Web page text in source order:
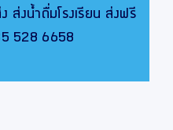
ส่งน้ำดื่มโรงเรียน ส่งฟรี
528 6658